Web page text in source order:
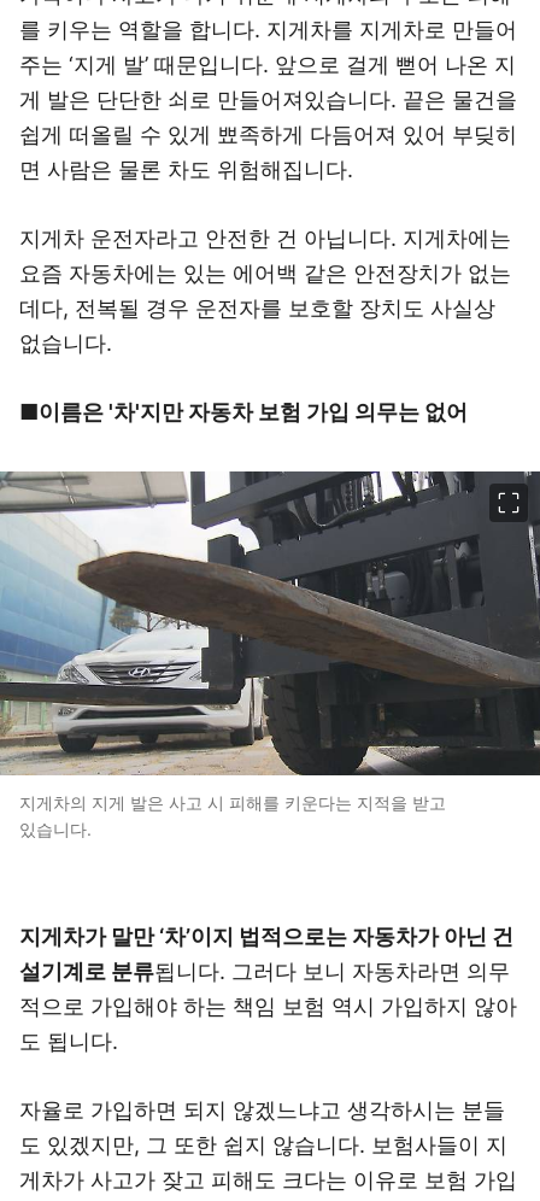
를 키우는 역할을 합니다. 지게차를 지게차로 만들어
주는 ‘지게 발’ 때문입니다. 앞으로 걸게 뻗어 나온 지
게 발은 단단한 쇠로 만들어져있습니다. 끝은 물건을
쉽게 떠올릴 수 있게 뾰족하게 다듬어져 있어 부딪히
면 사람은 물론 차도 위험해집니다.
지게차 운전자라고 안전한 건 아닙니다. 지게차에는
요즘 자동차에는 있는 에어백 같은 안전장치가 없는
데다, 전복될 경우 운전자를 보호할 장치도 사실상
없습니다.
■이름은 '차'지만 자동차 보험 가입 의무는 없어
지게차의 지게 발은 사고 시 피해를 키운다는 지적을 받고
있습니다.
지게차가 말만 ‘차’이지 법적으로는 자동차가 아닌 건
설기계로 분류됩니다. 그러다 보니 자동차라면 의무
적으로 가입해야 하는 책임 보험 역시 가입하지 않아
도 됩니다.
자율로 가입하면 되지 않겠느냐고 생각하시는 분들
도 있겠지만, 그 또한 쉽지 않습니다. 보험사들이 지
게차가 사고가 잦고 피해도 크다는 이유로 보험 가입